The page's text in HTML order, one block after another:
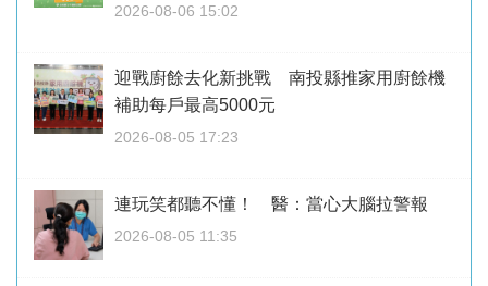
2026-08-06 15:02
迎戰廚餘去化新挑戰 南投縣推家用廚餘機
補助每戶最高5000元
2026-08-05 17:23
連玩笑都聽不懂！ 醫：當心大腦拉警報
2026-08-05 11:35